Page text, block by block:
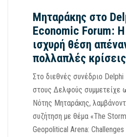
Μηταράκης στο
Economic Forum:
ισχυρή θέση
πολλαπλές κρίσεις
Στο διεθνές συνέδριο
στους Δελφούς συμμετείχε
Νότης Μηταράκης,
συζήτηση με θέμα «The
Geopolitical Arena: